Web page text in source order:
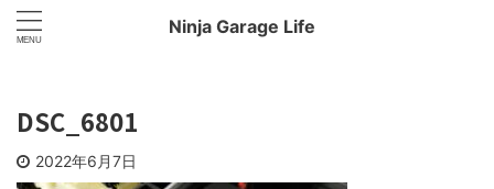
Ninja Garage Life
DSC_6801
2022年6月7日